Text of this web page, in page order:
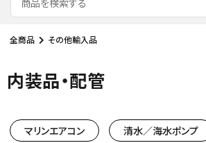
全商品 その他輸入品
内装品・配管
マリンエアコン 清水／海水ポンプ